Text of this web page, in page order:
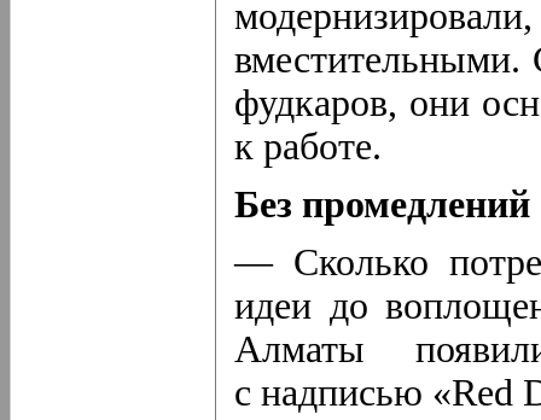
вместительными.
фудкаров, они
к работе.
Без промедлений
— Сколько
идеи до
Алматы
с надписью «Red